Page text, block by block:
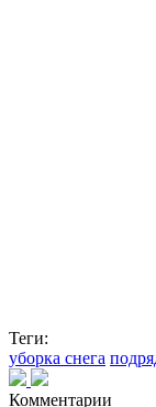
Теги:
уборка снега
Комментарии